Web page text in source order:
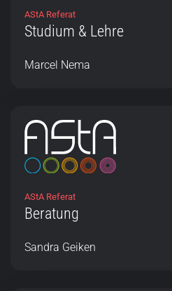
AStA Referat
Studium & Lehre
Marcel Nema
AStA Referat
Beratung
Sandra Geiken